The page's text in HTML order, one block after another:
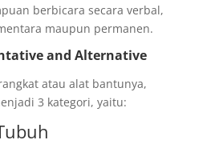
berbicara secara verbal,
maupun permanen.
and Alternative
atau alat bantunya,
3 kategori, yaitu: